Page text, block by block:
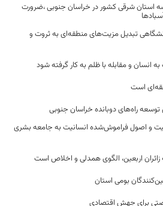
استان شرقی کشور در خراسان جنوبی ،ضرورت
تبدیل مزیت‌های منطقه‌ای به ثروت و
انسان و مقابله با ظلم به کار گرفته شود
است
و اصول فراموش‌شده انسانیت به جامعه بشری
اربعین، الگوی همدلی و اخلاص است
بومی استان
برای جهش اقتصادی